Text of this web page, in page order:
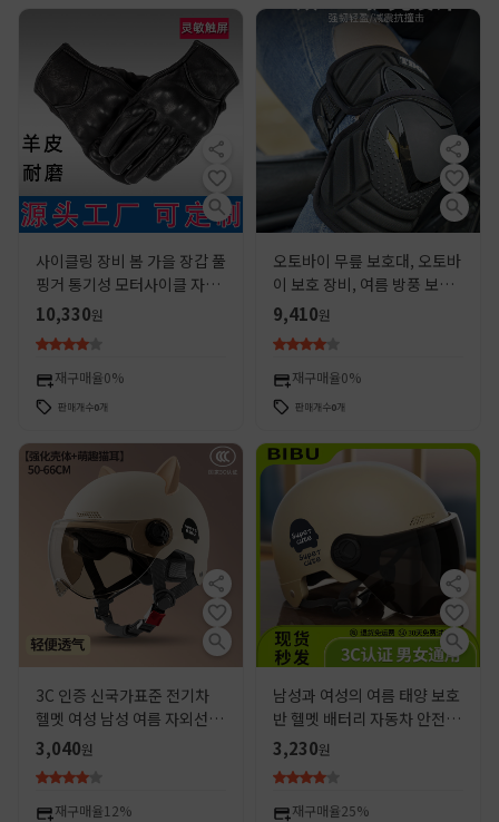
사이클링 장비 봄 가을 장갑 풀
핑거 통기성 모터사이클 자전
거 보호용 사이클링 장갑
10,330원
재구매율0%
판매개수0개
오토바이 무릎 보호대, 오토바
이 보호 장비, 여름 방풍 보호
장비, 추락 방지 팔꿈치 보호
대 4종 세트, 남녀 따뜻하게 유
지하는 보온 장비
9,410원
재구매율0%
판매개수0개
3C 인증 신국가표준 전기차
헬멧 여성 남성 여름 자외선 차
단 전기차 안전모 반헬멧 제조
업체 도매
3,040원
재구매율 12%
남성과 여성의 여름 태양 보호
반 헬멧 배터리 자동차 안전 헬
멧 제조 업체 도매 새로운 국가
표준 3C 전기 자동차 오토바
이 헬멧
3,230원
재구매율25%